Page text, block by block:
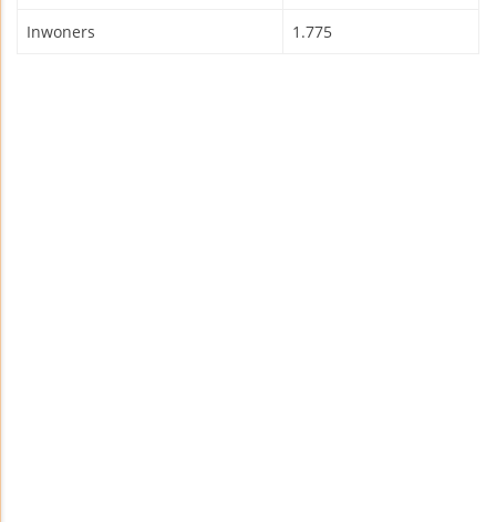
Inwoners 1.775